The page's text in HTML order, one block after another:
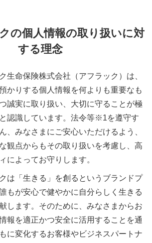
の個人情報の取り扱いに対
する理念
生命保険株式会社（アフラック）は、
かりする個人情報を何よりも重要なも
誠実に取り扱い、大切に守ることが極
認識しています。法令等※1を遵守す
、みなさまにご安心いただけるよう、
観点からもその取り扱いを考慮し、高
によってお守りします。
は「生きる」を創るというブランドプ
もが安心で健やかに自分らしく生きる
します。そのために、みなさまからお
報を適正かつ安全に活用することを通
に変化するお客様やビジネスパートナ